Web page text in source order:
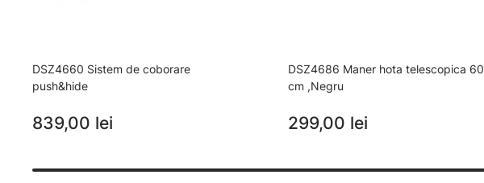
DSZ4660 Sistem de coborare
push&hide
839,00 lei
DSZ4686 Maner hota telescopica 60
cm ,Negru
299,00 lei